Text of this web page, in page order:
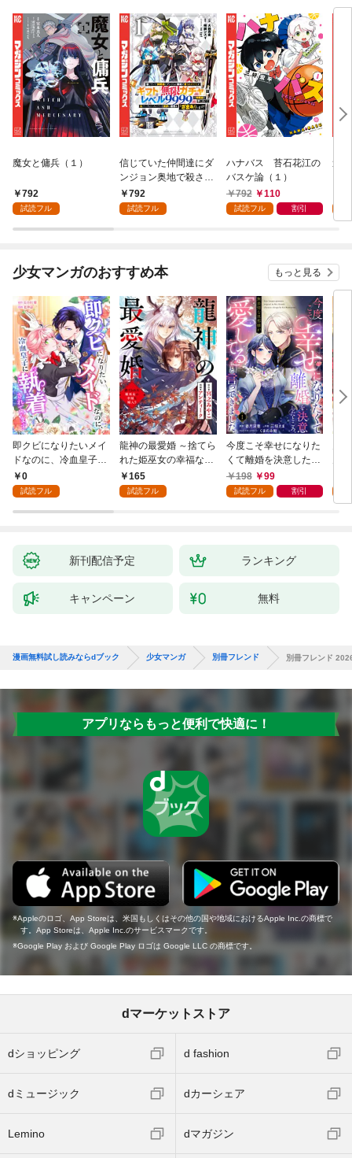
魔女と傭兵（１）
792
試読フル
信じていた仲間達にダ
ンジョン奥地で殺され
かけたがギフト『無限
ガチャ』でレベル９９
（１）
792
試読フル
ハナバス 苔石花江の
バスケ論（１）
792
110
試読フル 割引
追
強
～
（
少女マンガのおすすめ本 もっと見る
即クビになりたいメイ
ドなのに、冷血皇子に
執着されています第1
話
0
試読フル
龍神の最愛婚 ～捨てら
れた姫巫女の幸福な嫁
入り～: 1
165
試読フル
今度こそ幸せになりた
くて離婚を決意したと
ころ、無表情な旦那様
が「愛してる」と言っ
198 99
試読フル 割引
新刊配信予定 ランキング
キャンペーン 無料
漫画無料試し読みならdブック 少女マンガ 別冊フレンド 別冊フレンド
アプリならもっと便利で快適に！
Appleのロゴ、App Storeは、米国もしくはその他の国や地域におけるApple Inc.の商標で
す。App Storeは、Apple Inc.のサービスマークです。
Google Play および Google Play ロゴは Google LLC の商標です。
dマーケットストア
dショッピング d fashion
dミュージック dカーシェア
Lemino dマガジン